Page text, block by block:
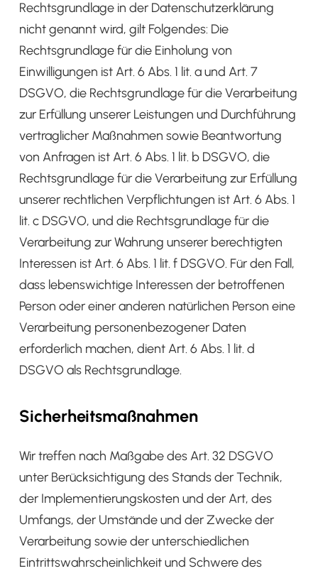
Rechtsgrundlage in der Datenschutzerklärung
nicht genannt wird, gilt Folgendes: Die
Rechtsgrundlage für die Einholung von
Einwilligungen ist Art. 6 Abs. 1 lit. a und Art. 7
DSGVO, die Rechtsgrundlage für die Verarbeitung
zur Erfüllung unserer Leistungen und Durchführung
vertraglicher Maßnahmen sowie Beantwortung
von Anfragen ist Art. 6 Abs. 1 lit. b DSGVO, die
Rechtsgrundlage für die Verarbeitung zur Erfüllung
unserer rechtlichen Verpflichtungen ist Art. 6 Abs. 1
lit. c DSGVO, und die Rechtsgrundlage für die
Verarbeitung zur Wahrung unserer berechtigten
Interessen ist Art. 6 Abs. 1 lit. f DSGVO. Für den Fall,
dass lebenswichtige Interessen der betroffenen
Person oder einer anderen natürlichen Person eine
Verarbeitung personenbezogener Daten
erforderlich machen, dient Art. 6 Abs. 1 lit. d
DSGVO als Rechtsgrundlage.
Sicherheitsmaßnahmen
Wir treffen nach Maßgabe des Art. 32 DSGVO
unter Berücksichtigung des Stands der Technik,
der Implementierungskosten und der Art, des
Umfangs, der Umstände und der Zwecke der
Verarbeitung sowie der unterschiedlichen
Eintrittswahrscheinlichkeit und Schwere des